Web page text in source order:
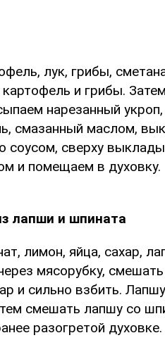
лук, грибы,
и грибы.
нарезанный
смазанный маслом,
соусом, сверху
и помещаем в духовку.
лапши и шпината
лимон, яйца, сахар,
мясорубку,
и сильно взбить.
смешать лапшу со
разогретой